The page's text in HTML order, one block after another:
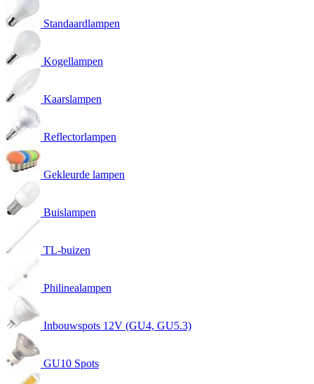
Standaardlampen
Kogellampen
Kaarslampen
Reflectorlampen
Gekleurde lampen
Buislampen
TL-buizen
Philinealampen
Inbouwspots 12V (GU4, GU5.3)
GU10 Spots